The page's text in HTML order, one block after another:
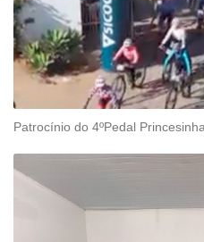
Patrocínio do 4ºPedal